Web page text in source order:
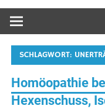
SCHLAGWORT:
Homöopathie
Hexenschuss,